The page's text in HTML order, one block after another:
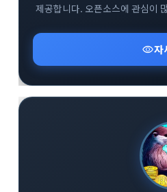
제공합니다. 오픈소스에 관심이
있게 전달하고 있습니다.
visibility자
스티커
채널·봇 지갑·미